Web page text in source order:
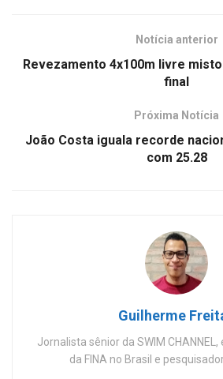
Notícia anterior
Revezamento 4x100m livre
final
Próxima Notícia
João Costa iguala recorde
com 25.28
Guilherme
Jornalista sênior da SWIM
da FINA no Brasil e